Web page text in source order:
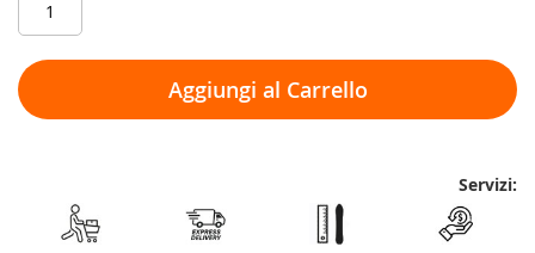
Aggiungi al Carrello
Servizi: